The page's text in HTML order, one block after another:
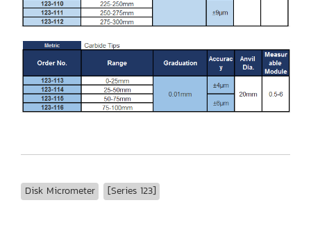
Disk Micrometer [Series 123]